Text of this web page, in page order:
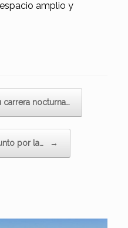
amplio y
carrera nocturna…
por la… →